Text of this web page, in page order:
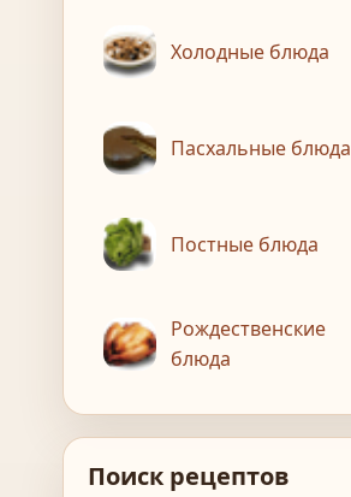
Холодные блюда
Пасхальные блюда
Постные блюда
Рождественские
блюда
Поиск рецептов